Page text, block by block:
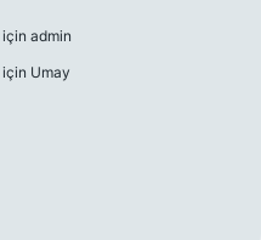
için admin
için Umay